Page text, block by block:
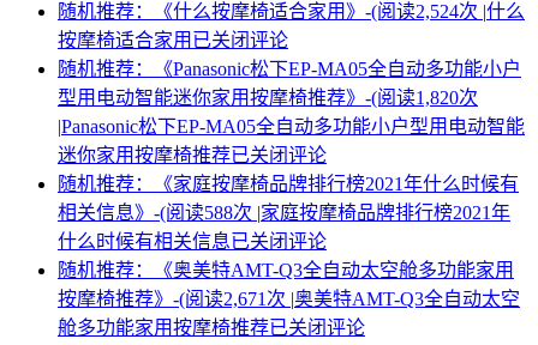
随机推荐：《什么按摩椅适合家用》-(阅读2,524次 |什么
按摩椅适合家用 已关闭评论
随机推荐：《Panasonic松下EP-MA05全自动多功能小户
型用电动智能迷你家用按摩椅推荐》-(阅读1,820次
|Panasonic松下EP-MA05全自动多功能小户型用电动智能
迷你家用按摩椅推荐已关闭评论
随机推荐：《家庭按摩椅品牌排行榜2021年什么时候有
相关信息》-(阅读588次 |家庭按摩椅品牌排行榜2021年
什么时候有相关信息已关闭评论
随机推荐：《奥美特AMT-Q3全自动太空舱多功能家用
按摩椅推荐》-(阅读2,671次 |奥美特AMT-Q3全自动太空
舱多功能家用按摩椅推荐已关闭评论